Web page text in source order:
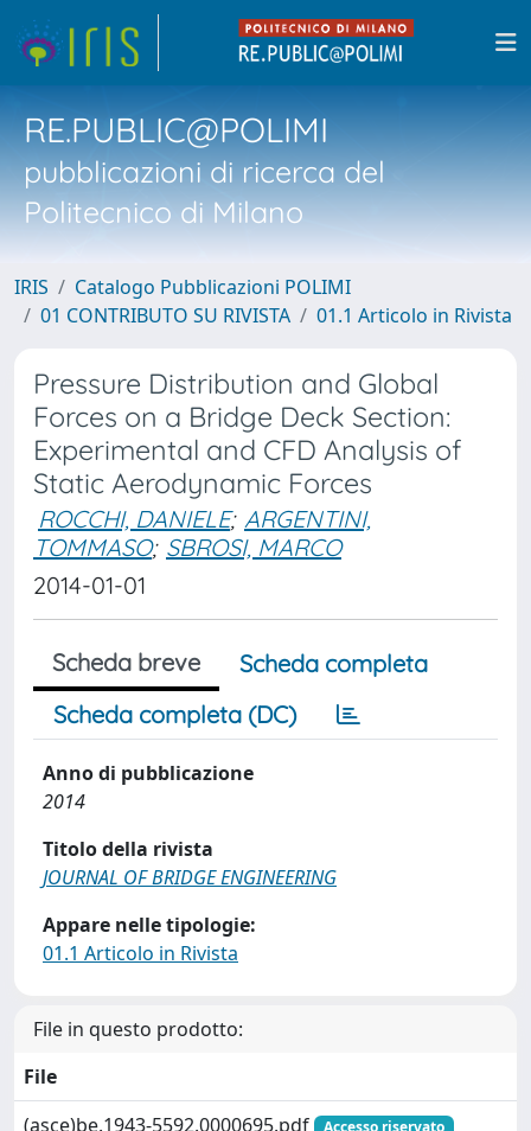
RE.PUBLIC@POLIMI
pubblicazioni di ricerca del
Politecnico di Milano
IRIS
Catalogo Pubblicazioni POLIMI
01 CONTRIBUTO SU RIVISTA
01.1 Articolo in Rivista
Pressure Distribution and Global
Forces on a Bridge Deck Section:
Experimental and CFD Analysis of
Static Aerodynamic Forces
ROCCHI, DANIELE; ARGENTINI,
TOMMASO; SBROSI, MARCO
2014-01-01
Scheda breve
Scheda completa
Scheda completa (DC)
Anno di pubblicazione
2014
Titolo della rivista
JOURNAL OF BRIDGE ENGINEERING
Appare nelle tipologie:
01.1 Articolo in Rivista
File in questo prodotto:
File
(asce)be.1943-5592.0000695.pdf
Accesso riservato